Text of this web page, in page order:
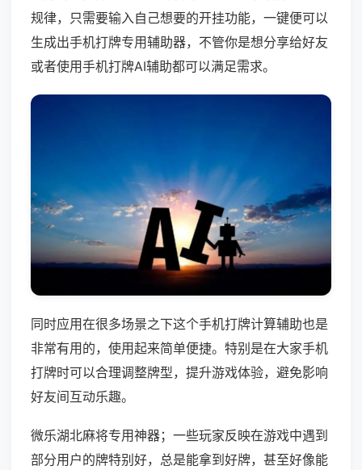
规律，只需要输入自己想要的开挂功能，一键便可以
生成出手机打牌专用辅助器，不管你是想分享给好友
或者使用手机打牌AI辅助都可以满足需求。
同时应用在很多场景之下这个手机打牌计算辅助也是
非常有用的，使用起来简单便捷。特别是在大家手机
打牌时可以合理调整牌型，提升游戏体验，避免影响
好友间互动乐趣。
微乐湖北麻将专用神器；一些玩家反映在游戏中遇到
部分用户的牌特别好，总是能拿到好牌，甚至好像能